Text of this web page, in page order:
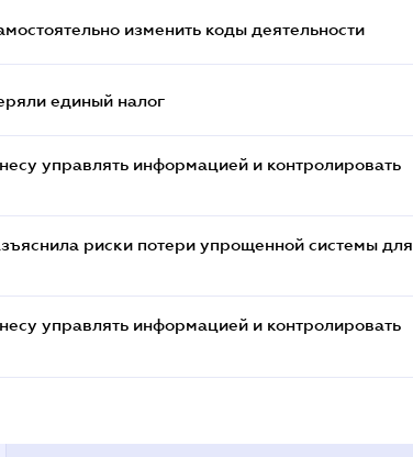
изменить коды деятельности
единый налог
управлять информацией и контролировать
риски потери упрощенной системы для
управлять информацией и контролировать